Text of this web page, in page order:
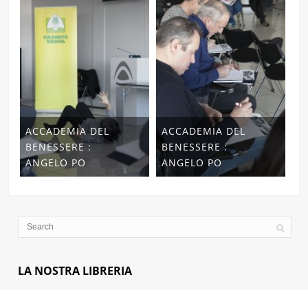
ACCADEMIA DEL
BENESSERE :
ANGELO PO
ACCADEMIA DEL
BENESSERE :
ANGELO PO
LA NOSTRA LIBRERIA